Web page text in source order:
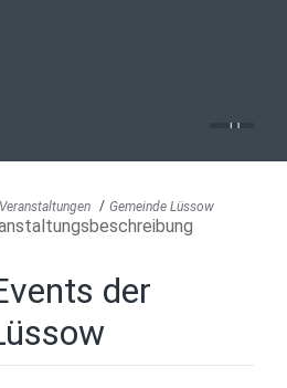
Veranstaltungen Gemeinde Lüssow
der